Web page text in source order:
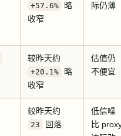
+57.6%
略
收窄
际仍薄
较昨天约
+20.1%
略
收窄
估值仍
不便宜
较昨天约
23 回落
低信噪
比